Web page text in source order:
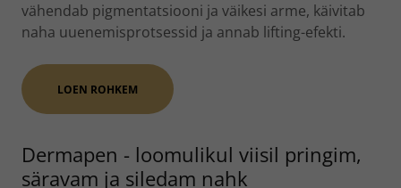
vähendab pigmentatsiooni ja väikesi arme, käivitab
naha uuenemisprotsessid ja annab lifting-efekti.
LOEN ROHKEM
Dermapen - loomulikul viisil pringim,
säravam ja siledam nahk